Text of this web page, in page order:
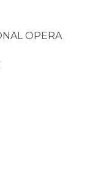
OPERA